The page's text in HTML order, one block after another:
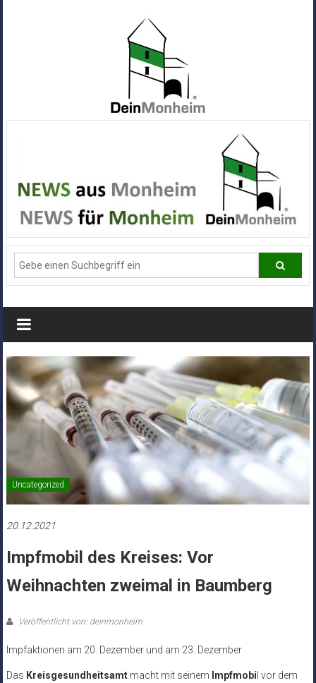
Alle
News
aus
Deiner
Stadt
Monheim
Uncategorized
20.12.2021
Impfmobil des Kreises: Vor
Weihnachten zweimal in Baumberg
Veröffentlicht von: deinmonheim
Impfaktionen am 20. Dezember und am 23. Dezember
Das Kreisgesundheitsamtmacht mit seinem Impfmobil vor dem